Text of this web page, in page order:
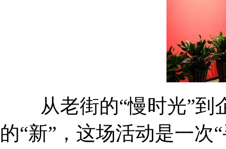
从老街的“慢时光”到企
的“新”，这场活动是一